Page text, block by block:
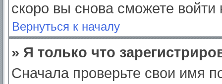
скоро вы снова сможете
Вернуться к началу
» Я только что
Сначала проверьте свои имя